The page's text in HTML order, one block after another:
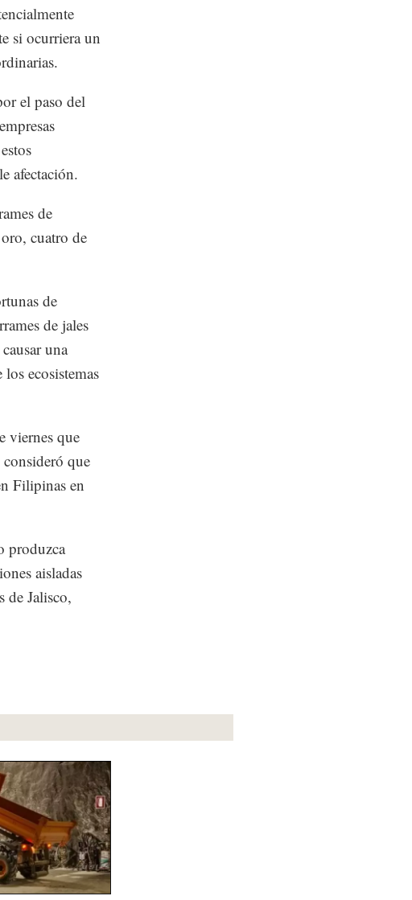
si ocurriera un
el paso del
afectación.
de
cuatro de
de
de jales
una
ecosistemas
viernes que
que
Filipinas en
produzca
aisladas
de Jalisco,